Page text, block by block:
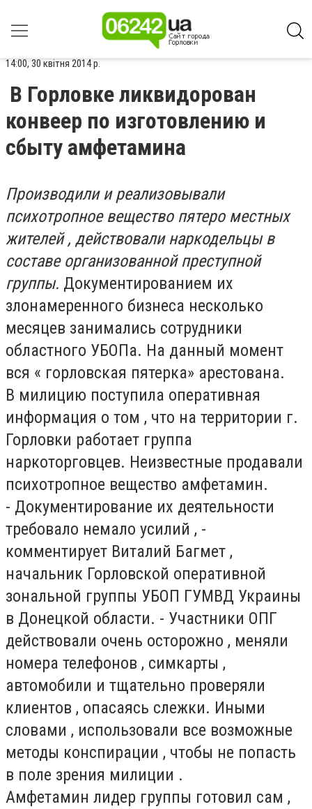
14:00, 30 квітня 2014 р.
В Горловке ликвидорован
конвеер по изготовлению и
сбыту амфетамина
Производили и реализовывали
психотропное вещество пятеро местных
жителей , действовали наркодельцы в
составе организованной преступной
группы. Документированием их
злонамеренного бизнеса несколько
месяцев занимались сотрудники
областного УБОПа. На данный момент
вся « горловская пятерка» арестована.
В милицию поступила оперативная
информация о том , что на территории г.
Горловки работает группа
наркоторговцев. Неизвестные продавали
психотропное вещество амфетамин.
- Документирование их деятельности
требовало немало усилий , -
комментирует Виталий Багмет ,
начальник Горловской оперативной
зональной группы УБОП ГУМВД Украины
в Донецкой области. - Участники ОПГ
действовали очень осторожно , меняли
номера телефонов , симкарты ,
автомобили и тщательно проверяли
клиентов , опасаясь слежки. Иными
словами , использовали все возможные
методы конспирации , чтобы не попасть
в поле зрения милиции .
Амфетамин лидер группы готовил сам ,